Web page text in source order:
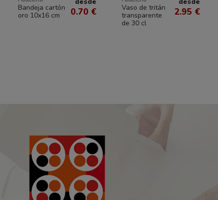
Bandeja cartón
oro 10x16 cm
0.70 €
Vaso de tritán
transparente
de 30 cl
2.95 €